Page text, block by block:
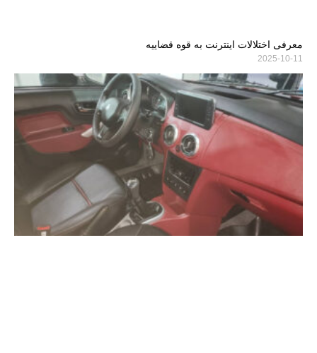
معرفی اختلالات اینترنت به قوه قضاییه
2025-10-11